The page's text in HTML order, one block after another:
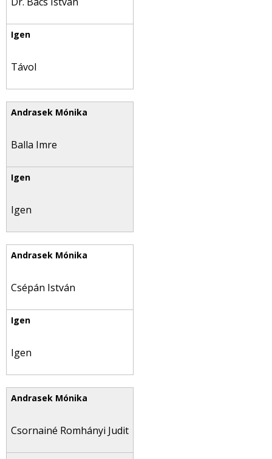
Távol
Balla Imre
Igen
Csépán István
Igen
Csornainé Romhányi Judit